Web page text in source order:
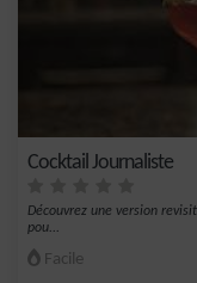
Cocktail Journaliste
Découvrez une version
pou...
Facile